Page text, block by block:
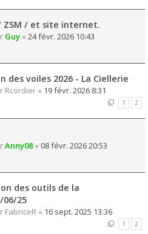
ZSM / et site internet.
Guy « 24 févr. 2026 10:43
des voiles 2026 - La Ciellerie
Rcordier « 19 févr. 2026 8:31
1 2
Anny08« 08 févr. 2026 20:53
des outils de la
25
FabriceR « 16 sept. 2025 13:36
1 2